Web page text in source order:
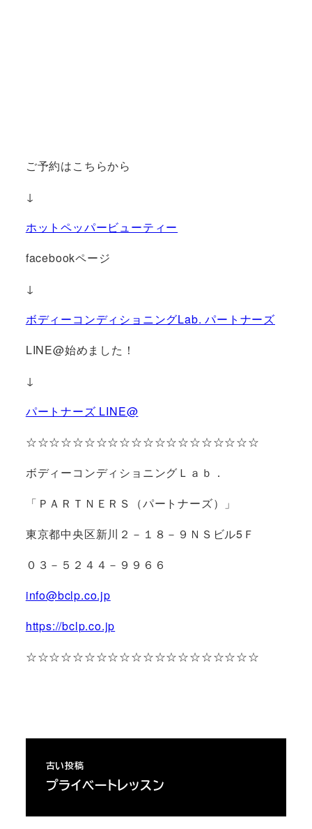
ご予約はこちらから
↓
ホットペッパービューティー
facebookページ
↓
ボディーコンディショニングLab. パートナーズ
LINE@始めました！
↓
パートナーズ LINE@
☆☆☆☆☆☆☆☆☆☆☆☆☆☆☆☆☆☆☆☆
ボディーコンディショニングＬａｂ．
「ＰＡＲＴＮＥＲＳ（パートナーズ）」
東京都中央区新川２－１８－９ＮＳビル5Ｆ
０３－５２４４－９９６６
info@bclp.co.jp
https://bclp.co.jp
☆☆☆☆☆☆☆☆☆☆☆☆☆☆☆☆☆☆☆☆
古い投稿
プライベートレッスン